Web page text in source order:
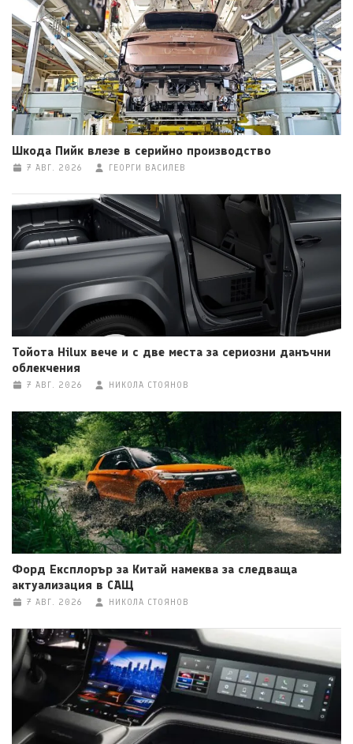
Шкода Пийк влезе в серийно производство
7 АВГ. 2026 ГЕОРГИ ВАСИЛЕВ
Тойота Hilux вече и с две места за сериозни данъчни
облекчения
7 АВГ. 2026 НИКОЛА СТОЯНОВ
Форд Експлорър за Китай намеква за следваща
актуализация в САЩ
7 АВГ. 2026 НИКОЛА СТОЯНОВ